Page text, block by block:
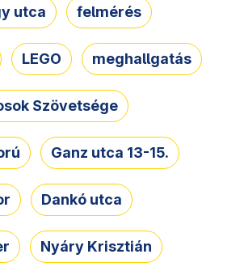
utca felmérés
LEGO meghallgatás
Szövetsége
Ganz utca 13-15.
Dankó utca
Nyáry Krisztián